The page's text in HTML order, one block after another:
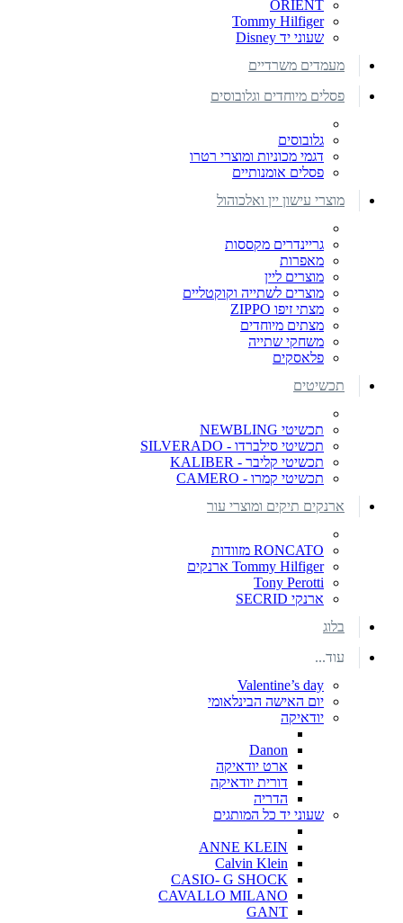
ORIENT
Tommy Hilfiger
שעוני יד Disney
מעמדים משרדיים
פסלים מיוחדים וגלובוסים
גלובוסים
דגמי מכוניות ומוצרי רטרו
פסלים אומנותיים
מוצרי עישון יין ואלכוהול
גריינדרים מקססות
מאפרות
מוצרים ליין
מוצרים לשתייה וקוקטליים
מצתי זיפו ZIPPO
מצתים מיוחדים
משחקי שתייה
פלאסקים
תכשיטים
תכשיטי NEWBLING
תכשיטי סילברדו - SILVERADO
תכשיטי קליבר - KALIBER
תכשיטי קמרו - CAMERO
ארנקים תיקים ומוצרי עור
RONCATO מזוודות
Tommy Hilfiger ארנקים
Tony Perotti
ארנקי SECRID
בלוג
עוד...
Valentine’s day
יום האישה הבינלאומי
יודאיקה
Danon
ארט יודאיקה
דורית יודאיקה
הדריה
שעוני יד כל המותגים
ANNE KLEIN
Calvin Klein
CASIO- G SHOCK
CAVALLO MILANO
GANT